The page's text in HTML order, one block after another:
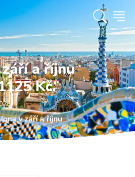
a říjnu
Kč.
v září a říjnu